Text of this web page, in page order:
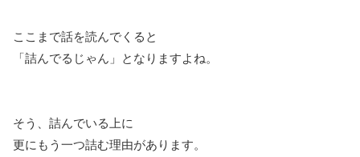
ここまで話を読んでくると
「詰んでるじゃん」となりますよね。
そう、詰んでいる上に
更にもう一つ詰む理由があります。